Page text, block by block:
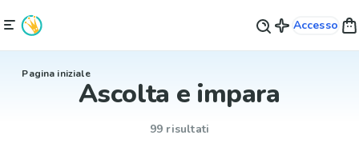
Accesso
Pagina iniziale
Ascolta e impara
99 risultati